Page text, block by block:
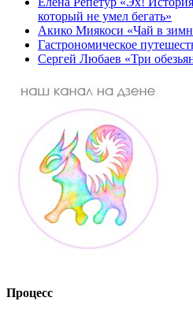
который не умел бегать»
Акико Миякоси «Чай в
Гастрономическое
Сергей Любаев «Три
Процесс